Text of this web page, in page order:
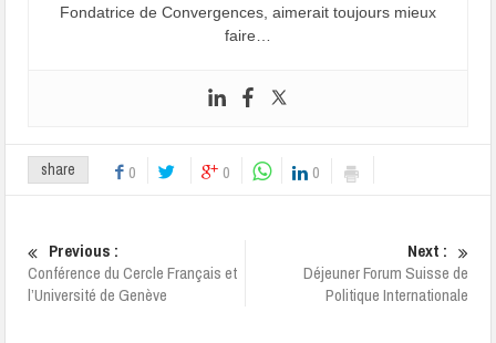
Fondatrice de Convergences, aimerait toujours mieux
faire…
share 0 0 0
Previous :
Conférence du Cercle Français et
l’Université de Genève
Next :
Déjeuner Forum Suisse de
Politique Internationale